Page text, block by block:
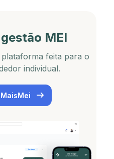
MEI
feita para o
individual.